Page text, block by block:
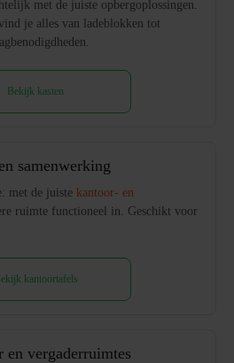
met de juiste opbergoplossingen.
je alles van ladeblokken tot
Bekijk kasten
samenwerking
met de juiste kantoor- en
ruimte functioneel in. Geschikt voor
kantoortafels
en vergaderruimtes